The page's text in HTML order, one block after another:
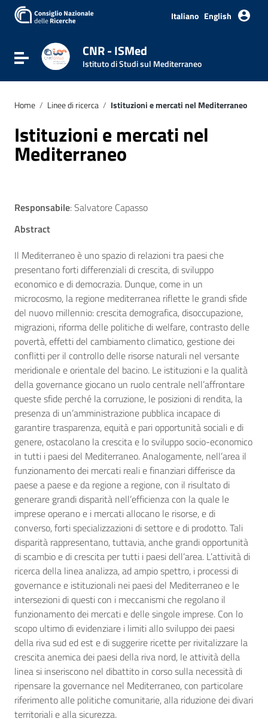
Italiano English
Attiva / disattiva la navigazione
CNR - ISMed
Istituto di Studi sul Mediterraneo
Home / Linee di ricerca / Istituzioni e mercati nel Mediterraneo
Istituzioni e mercati nel
Mediterraneo
Responsabile: Salvatore Capasso
Abstract
Il Mediterraneo è uno spazio di relazioni tra paesi che
presentano forti differenziali di crescita, di sviluppo
economico e di democrazia. Dunque, come in un
microcosmo, la regione mediterranea riflette le grandi sfide
del nuovo millennio: crescita demografica, disoccupazione,
migrazioni, riforma delle politiche di welfare, contrasto delle
povertà, effetti del cambiamento climatico, gestione dei
conflitti per il controllo delle risorse naturali nel versante
meridionale e orientale del bacino. Le istituzioni e la qualità
della governance giocano un ruolo centrale nell’affrontare
queste sfide perché la corruzione, le posizioni di rendita, la
presenza di un’amministrazione pubblica incapace di
garantire trasparenza, equità e pari opportunità sociali e di
genere, ostacolano la crescita e lo sviluppo socio-economico
in tutti i paesi del Mediterraneo. Analogamente, nell’area il
funzionamento dei mercati reali e finanziari differisce da
paese a paese e da regione a regione, con il risultato di
generare grandi disparità nell’efficienza con la quale le
imprese operano e i mercati allocano le risorse, e di
converso, forti specializzazioni di settore e di prodotto. Tali
disparità rappresentano, tuttavia, anche grandi opportunità
di scambio e di crescita per tutti i paesi dell’area. L’attività di
ricerca della linea analizza, ad ampio spettro, i processi di
governance e istituzionali nei paesi del Mediterraneo e le
intersezioni di questi con i meccanismi che regolano il
funzionamento dei mercati e delle singole imprese. Con lo
scopo ultimo di evidenziare i limiti allo sviluppo dei paesi
della riva sud ed est e di suggerire ricette per rivitalizzare la
crescita anemica dei paesi della riva nord, le attività della
linea si inseriscono nel dibattito in corso sulla necessità di
ripensare la governance nel Mediterraneo, con particolare
riferimento alle politiche comunitarie, alla riduzione dei divari
territoriali e alla sicurezza.